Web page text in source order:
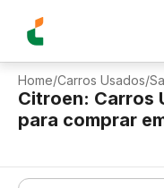
Home/Carros Usados/
Citroen: Carros
para comprar